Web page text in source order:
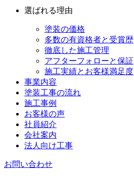
選ばれる理由
塗装の価格
多数の有資格者と受賞歴
徹底した施工管理
アフターフォローと保証
施工実績とお客様満足度
事業内容
塗装工事の流れ
施工事例
お客様の声
社員紹介
会社案内
法人向け工事
お問い合わせ